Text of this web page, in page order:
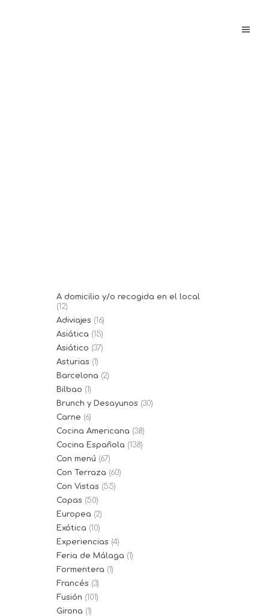
A domicilio y/o recogida en el local
(12)
Adiviajes (16)
Asiática (15)
Asiático (37)
Asturias (1)
Barcelona (2)
Bilbao (1)
Brunch y Desayunos (30)
Carne (6)
Cocina Americana (38)
Cocina Española (138)
Con menú (67)
Con Terraza (60)
Con Vistas (55)
Copas (50)
Europea (2)
Exótica (10)
Experiencias (4)
Feria de Málaga (1)
Formentera (1)
Francés (3)
Fusión (101)
Girona (1)